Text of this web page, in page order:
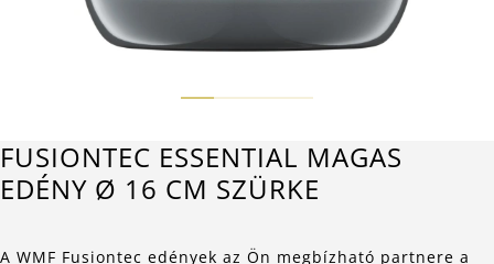
FUSIONTEC ESSENTIAL MAGAS
EDÉNY Ø 16 CM SZÜRKE
A WMF Fusiontec edények az Ön megbízható partnere a